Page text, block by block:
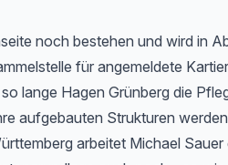
noch bestehen und wird in
für angemeldete
lange Hagen Grünberg die
aufgebauten Strukturen
arbeitet Michael Sauer